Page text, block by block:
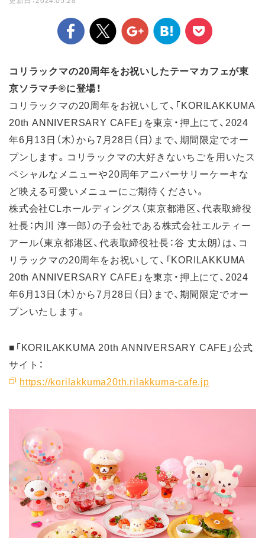
コリラックマの20周年をお祝いしたテーマカフェが東
京ソラマチ®に登場！
コリラックマの20周年をお祝いして、「KORILAKKUMA
20th ANNIVERSARY CAFE」を東京・押上にて、2024
年6月13日（木）から7月28日（日）まで、期間限定でオー
プンします。コリラックマの大好きないちごを用いたス
ペシャルなメニューや20周年アニバーサリーケーキな
ど映える可愛いメニューにご期待ください。
株式会社CLホールディングス（東京都港区、代表取締役
社長：内川 淳一郎）の子会社である株式会社エルティー
アール（東京都港区、代表取締役社長：谷 丈太朗）は、コ
リラックマの20周年をお祝いして、「KORILAKKUMA
20th ANNIVERSARY CAFE」を東京・押上にて、2024
年6月13日（木）から7月28日（日）まで、期間限定でオー
プンいたします。
■「KORILAKKUMA 20th ANNIVERSARY CAFE」公式
サイト：
https://korilakkuma20th.rilakkuma-cafe.jp